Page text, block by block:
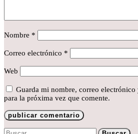
Nombre *
Correo electrónico *
Web
Guarda mi nombre, correo electrónico
para la próxima vez que comente.
Buscar: